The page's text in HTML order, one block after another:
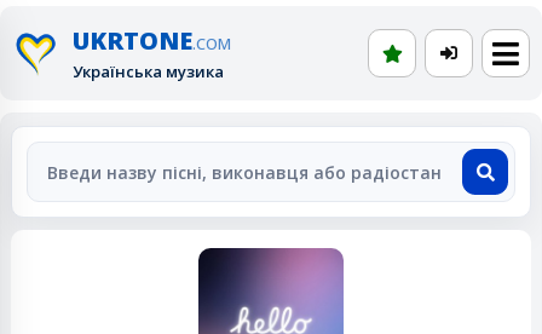
UKRTONE.COM
Українська музика